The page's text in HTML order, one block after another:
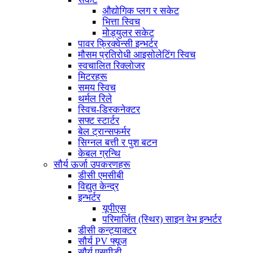
औद्योगिक प्लग र सकेट
भित्ता स्विच
मोड्युलर सकेट
पावर फ्रिक्वेन्सी इन्भर्टर
मौसम प्रतिरोधी आइसोलेटिंग स्विच
स्वचालित रिक्लोजर
मिटरहरू
समय स्विच
थर्मल रिले
स्विच-डिस्कनेक्टर
सफ्ट स्टार्टर
बेल ट्रान्सफर्मर
सिग्नल बत्ती र पुश बटन
केबल ग्रन्थि
सौर्य ऊर्जा उपकरणहरू
डीसी एमसीबी
विद्युत केन्द्र
इन्भर्टर
यूपीएस
परिमार्जित (स्थिर) साइन वेभ इन्भर्टर
डीसी कन्ट्याक्टर
सौर्य PV फ्यूज